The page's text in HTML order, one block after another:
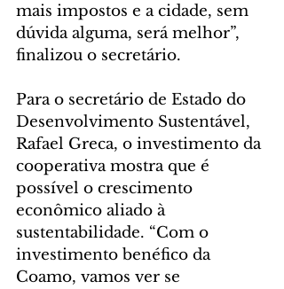
mais impostos e a cidade, sem
dúvida alguma, será melhor”,
finalizou o secretário.
Para o secretário de Estado do
Desenvolvimento Sustentável,
Rafael Greca, o investimento da
cooperativa mostra que é
possível o crescimento
econômico aliado à
sustentabilidade. “Com o
investimento benéfico da
Coamo, vamos ver se